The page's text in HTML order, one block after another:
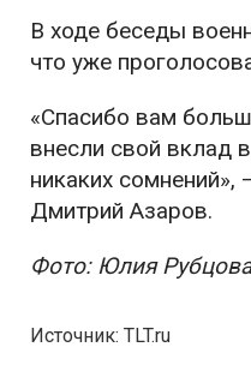
В ходе беседы
что уже
«Спасибо вам
внесли свой вклад
никаких сомнений»,
Дмитрий Азаров.
Фото: Юлия Рубцова
Источник: TLT.ru